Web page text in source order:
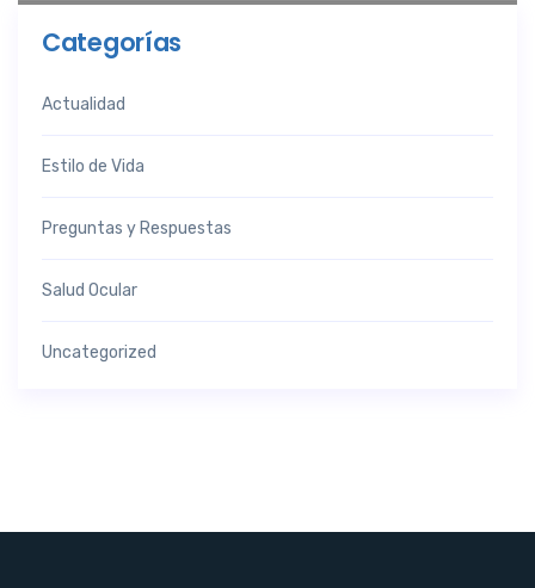
Categorías
Actualidad
Estilo de Vida
Preguntas y Respuestas
Salud Ocular
Uncategorized